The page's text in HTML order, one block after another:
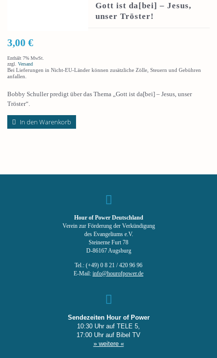
Gott ist da[bei] – Jesus,
unser Tröster!
3,00 €
Enthält 7% MwSt.
zzgl. Versand
Bei Lieferungen in Nicht-EU-Länder können zusätzliche Zölle, Steuern und Gebühren
anfallen.
Bobby Schuller predigt über das Thema „Gott ist da[bei] – Jesus, unser
Tröster“.
In den Warenkorb
Hour of Power Deutschland
Verein zur Förderung der Verkündigung
des Evangeliums e.V.
Steinerne Furt 78
D-86167 Augsburg
Tel.: (+49) 0 8 21 / 420 96 96
E-Mail: info@hourofpower.de
Sendezeiten Hour of Power
10:30 Uhr auf TELE 5,
17:00 Uhr auf Bibel TV
» weitere «